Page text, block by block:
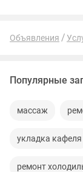
Объявления
Популярные
массаж
укладка кафеля
ремонт